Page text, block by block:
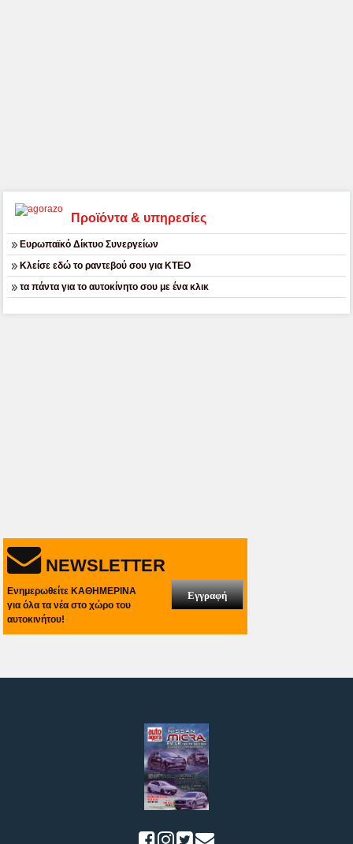
Προϊόντα & υπηρεσίες
Ευρωπαϊκό Δίκτυο Συνεργείων
Κλείσε εδώ το ραντεβού σου για ΚΤΕΟ
τα πάντα για το αυτοκίνητο σου με ένα κλικ
NEWSLETTER
Ενημερωθείτε ΚΑΘΗΜΕΡΙΝΑ
για όλα τα νέα στο χώρο του
αυτοκινήτου!
Εγγραφή